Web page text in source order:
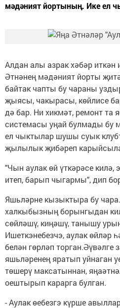
мәдәният йортының. Ике ел
Алдан алы азрак хәбәр иткән
Әтнәнең мәдәният йорты
байтак чапты бу чараны
җыясы, чакырасы, көйлисе
дә бар. Ни хикмәт, ремонт
системасы уңай булмады бу
ел чыктылар шушы суык
җылылык җибәреп
"Чын аулак өй үткәрәсе килә,
итеп, барып чыгармы", дип
Яшьләрне кызыктыра бу
халкыбызның борынгыдан
сөйләшү, киңәшү, танышу
Ишеткэнебезчэ, аулак өйләр
белән гөрләп торган.Әүвәлге
яшьләренең яратып уйнаган
төшерү максатыннан,
оештырып карарга булган.
- Аулак өебезгэ күрше